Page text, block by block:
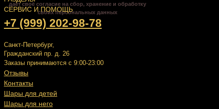
даёт своё согласие на сбор, хранение и обработку
своих персональных данных
СЕРВИС И ПОМОЩЬ
+7 (999) 202-98-78
Санкт-Петербург,
Гражданский пр. д. 26
Заказы принимаются с 9:00-23:00
Отзывы
Контакты
Шары для детей
Шары для него